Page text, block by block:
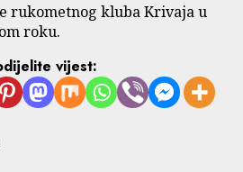
rukometnog kluba Krivaja u
roku.
vijest: